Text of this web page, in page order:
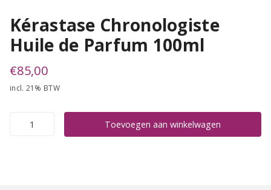
Kérastase Chronologiste
Huile de Parfum 100ml
€85,00
incl. 21% BTW
Kérastase
Chronologiste
Toevoegen aan winkelwagen